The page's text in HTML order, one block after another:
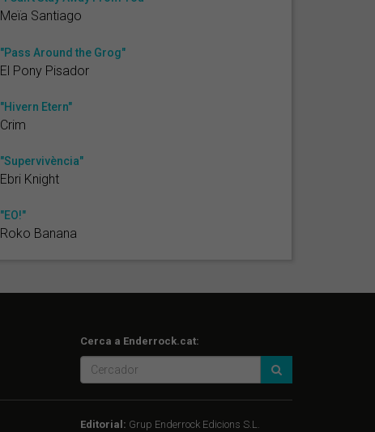
Meïa Santiago
"Pass Around the Grog"
El Pony Pisador
"Hivern Etern"
Crim
"Supervivència"
Ebri Knight
"EO!"
Roko Banana
Cerca a Enderrock.cat:
Editorial: Grup Enderrock Edicions S.L.